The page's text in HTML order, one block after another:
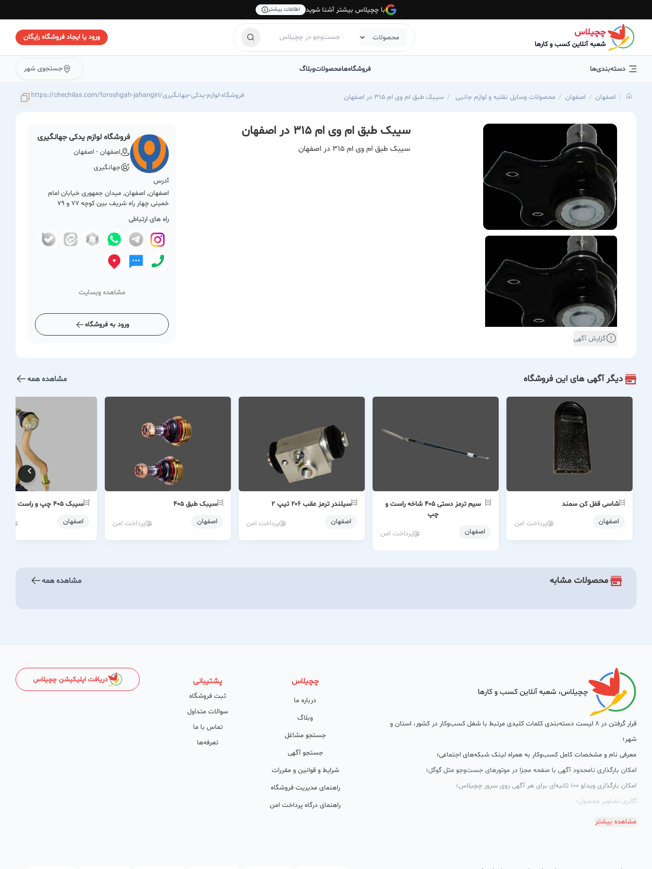
با چچیلاس بیشتر آشنا شوید اطلاعات بیشتر
چچیلاس
شعبه آنلاین کسب و کارها
ورود یا ایجاد فروشگاه رایگان
دسته‌بندی‌ها فروشگاه‌هامحصولاتوبلاگ جستجوی شهر
اصفهان اصفهان محصولات وسایل نقلیه و لوازم جانبی سیبک طبق ام وی ام ۳۱۵ در اصفهان https://chechilas.com/foroshgah-jahangiri/فروشگاه-لوازم-یدکی-جهانگیری
گزارش آگهی
سیبک طبق ام وی ام ۳۱۵ در اصفهان
سیبک طبق ام وی ام ۳۱۵ در اصفهان
فروشگاه لوازم یدکی جهانگیری
اصفهان - اصفهان
جهانگیری
آدرس
اصفهان, اصفهان, میدان جمهوری خیابان امام
خمینی چهار راه شریف بین کوچه 77 و 79
راه های ارتباطی
مشاهده وبسایت
ورود به فروشگاه
دیگر آگهی های این فروشگاه مشاهده همه
شاسی قفل کن سمند
اصفهان
پرداخت امن
سیم ترمز دستی ۴۰۵ شاخه راست و
چپ
اصفهان
پرداخت امن
سیلندر ترمز عقب ۲۰۶ تیپ ۲
اصفهان
پرداخت امن
سیبک طبق ۴۰۵
اصفهان
پرداخت امن
سیبک ۴۰۵ چپ و راست
اصفهان
محصولات مشابه مشاهده همه
چچیلاس، شعبه آنلاین کسب و کارها
قرار گرفتن در 8 لیست دسته‌بندی کلمات کلیدی مرتبط با شغل کسب‌وکار در کشور، استان و
شهر؛
معرفی نام و مشخصات کامل کسب‌وکار به همراه لینک شبکه‌های اجتماعی؛
امکان بارگذاری نامحدود آگهی با صفحه مجزا در موتورهای جست‌وجو مثل گوگل؛
امکان بارگذاری ویدئو 100 ثانیه‌ای برای هر آگهی روی سرور چچیلاس؛
گالری تصاویر محصول؛
امکان دسته‌بندی آگهی‌ها
مشاهده بیشتر
چچیلاس
درباره ما
وبلاگ
جستجو مشاغل
جستجو آگهی
شرایط و قوانین و مقررات
راهنمای مدیریت فروشگاه
راهنمای درگاه پرداخت امن
پشتیبانی
ثبت فروشگاه
سوالات متداول
تماس با ما
تعرفه‌ها
دریافت اپلیکیشن چچیلاس